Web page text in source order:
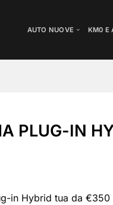
AUTO NUOVE KM0 E
PLUG-IN
in Hybrid tua da €350